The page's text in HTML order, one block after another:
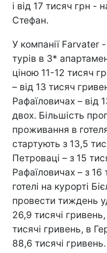
і від 17 тисяч грн -
Стефан.
У компанії Farvater
турів в 3*
ціною 11-12 тисяч
– від 13 тисяч
Рафаїловичах – від
двох. Більшість
проживання в
стартують з 13,5
Петроваці – з 15
Рафаїловичах – з 16
готелі на курорті
провести тиждень
26,9 тисячі
тисячі гривень, в
88,6 тисячі гривень.